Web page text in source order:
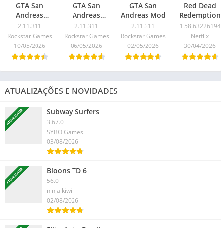
GTA San
Andreas
(Legendado
PT-BR)
2.11.311
Rockstar Games
10/05/2026
GTA San
Andreas
(Dublado e
Legendado)
PT-BR
2.11.311
Rockstar Games
06/05/2026
GTA San
Andreas Mod
2.11.311
Rockstar Games
02/05/2026
Red Dead
Redemption
1.58.63226194
Netflix
30/04/2026
ATUALIZAÇÕES E NOVIDADES
ATUALIZADA Subway Surfers
3.67.0
SYBO Games
03/08/2026
ATUALIZADA Bloons TD 6
56.0
ninja kiwi
02/08/2026